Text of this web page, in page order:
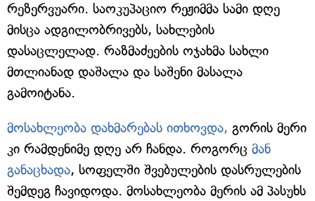
რეზერვუარი. საოკუპაციო რეჟიმმა სამი დღე
მისცა ადგილობრივებს, სახლების
დასაცლელად. რაზმაძეების ოჯახმა სახლი
მთლიანად დაშალა და საშენი მასალა
გამოიტანა.
მოსახლეობა დახმარებას ითხოვდა, გორის მერი
კი რამდენიმე დღე არ ჩანდა. როგორც მან
განაცხადა, სოფელში შვებულების დასრულების
შემდეგ ჩავიდოდა. მოსახლეობა მერის ამ პასუხს